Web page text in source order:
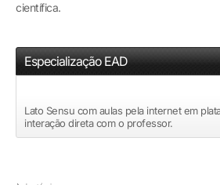
Sobre a ULBRA
científica.
Especialização EAD
Lato Sensu com aulas pela internet em
interação direta com o professor.